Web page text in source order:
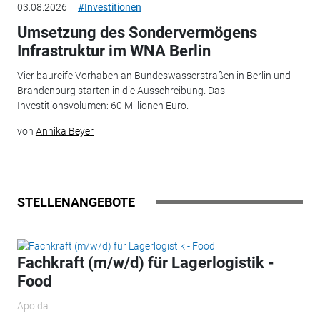
03.08.2026 #Investitionen
Umsetzung des Sondervermögens
Infrastruktur im WNA Berlin
Vier baureife Vorhaben an Bundeswasserstraßen in Berlin und
Brandenburg starten in die Ausschreibung. Das
Investitionsvolumen: 60 Millionen Euro.
von Annika Beyer
STELLENANGEBOTE
Fachkraft (m/w/d) für Lagerlogistik -
Food
Apolda